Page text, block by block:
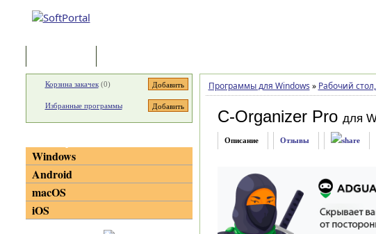
Программы для Windows » Рабочий
C-Organizer Pro для
Описание Отзывы
Корзина закачек(0)
Избранные программы
Windows
Android
macOS
iOS